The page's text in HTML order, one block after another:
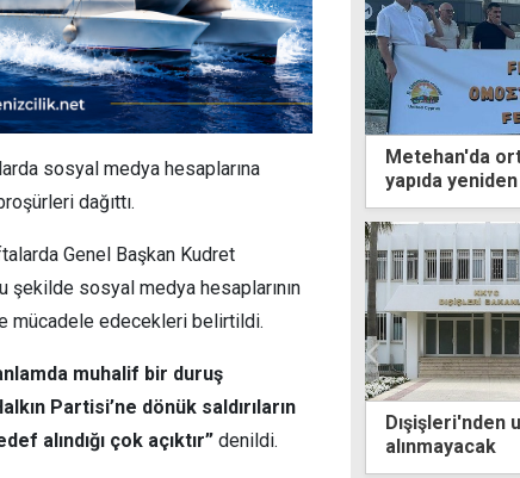
sosyal medya hesaplarına
dağıttı.
Genel Başkan Kudret
şekilde sosyal medya hesaplarının
mücadele edecekleri belirtildi.
muhalif bir duruş
Partisi’ne dönük saldırıların
alındığı çok açıktır” denildi.
Metehan'da
yapıda
alınmayacak